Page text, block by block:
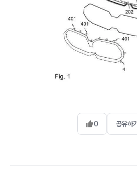
0 공유하기